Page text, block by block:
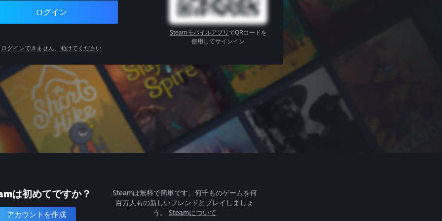
ログイン
ログインできません、助けてください
Steamモバイルアプリ でQRコードを
使用してサインイン
は初めてですか？
アカウントを作成
Steamは無料で簡単です。何千ものゲームを何
百万人もの新しいフレンドとプレイしましょ
う。 Steamについて